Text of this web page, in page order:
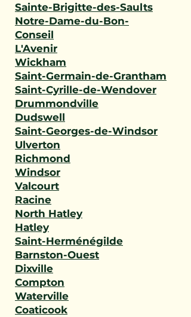
Sainte-Brigitte-des-Saults
Notre-Dame-du-Bon-
Conseil
L'Avenir
Wickham
Saint-Germain-de-Grantham
Saint-Cyrille-de-Wendover
Drummondville
Dudswell
Saint-Georges-de-Windsor
Ulverton
Richmond
Windsor
Valcourt
Racine
North Hatley
Hatley
Saint-Herménégilde
Barnston-Ouest
Dixville
Compton
Waterville
Coaticook